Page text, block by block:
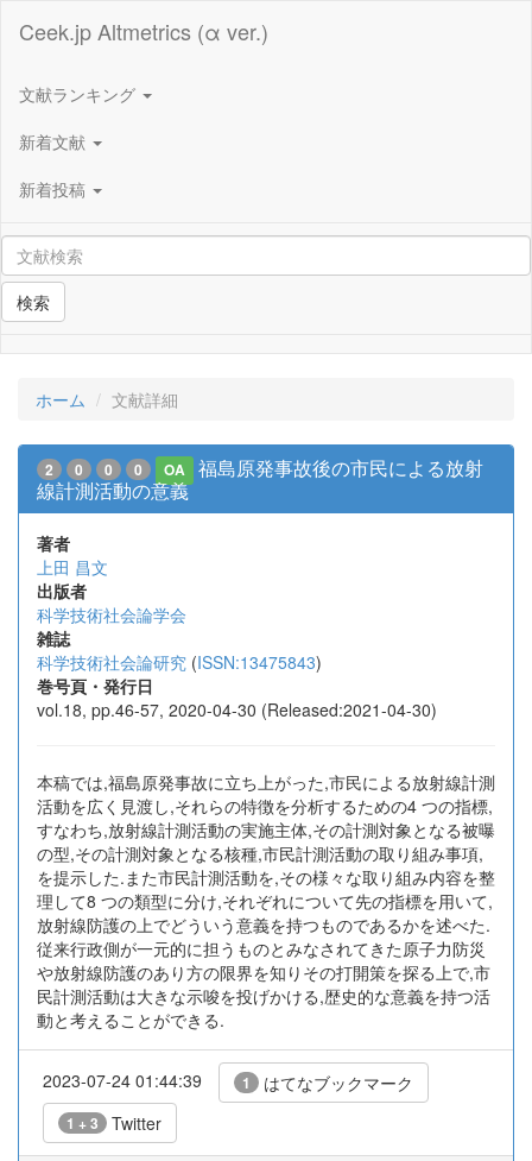
Ceek.jp Altmetrics (α ver.)
文献ランキング
新着文献
新着投稿
検索
ホーム 文献詳細
2 0 0 0 OA
福島原発事故後の市民による放射
線計測活動の意義
著者
上田 昌文
出版者
科学技術社会論学会
雑誌
科学技術社会論研究 (ISSN:13475843)
巻号頁・発行日
vol.18, pp.46-57, 2020-04-30 (Released:2021-04-30)
本稿では,福島原発事故に立ち上がった,市民による放射線計測
活動を広く見渡し,それらの特徴を分析するための4 つの指標,
すなわち,放射線計測活動の実施主体,その計測対象となる被曝
の型,その計測対象となる核種,市民計測活動の取り組み事項,
を提示した.また市民計測活動を,その様々な取り組み内容を整
理して8 つの類型に分け,それぞれについて先の指標を用いて,
放射線防護の上でどういう意義を持つものであるかを述べた.
従来行政側が一元的に担うものとみなされてきた原子力防災
や放射線防護のあり方の限界を知りその打開策を探る上で,市
民計測活動は大きな示唆を投げかける,歴史的な意義を持つ活
動と考えることができる.
2023-07-24 01:44:39 1 はてなブックマーク
1 + 3 Twitter